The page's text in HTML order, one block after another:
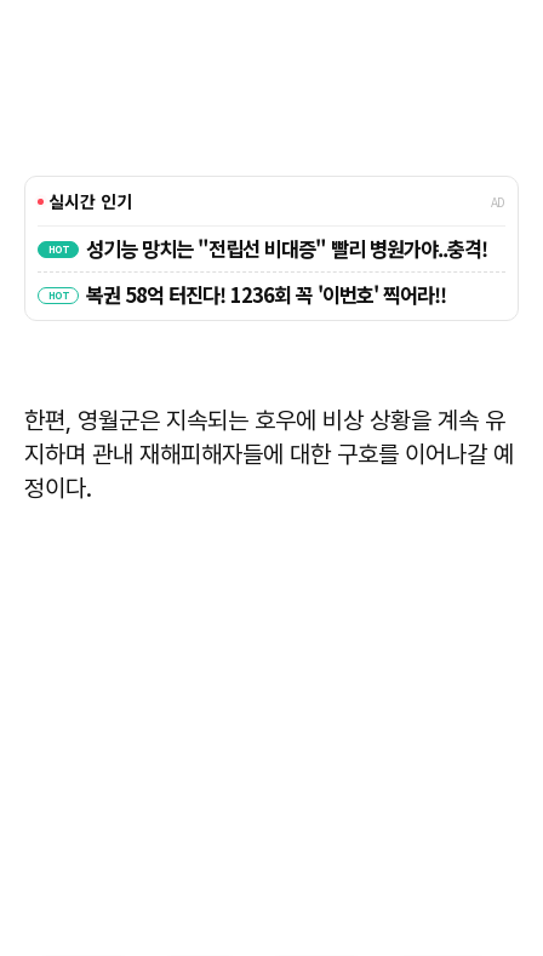
한편, 영월군은 지속되는 호우에 비상 상황을 계속 유
지하며 관내 재해피해자들에 대한 구호를 이어나갈 예
정이다.